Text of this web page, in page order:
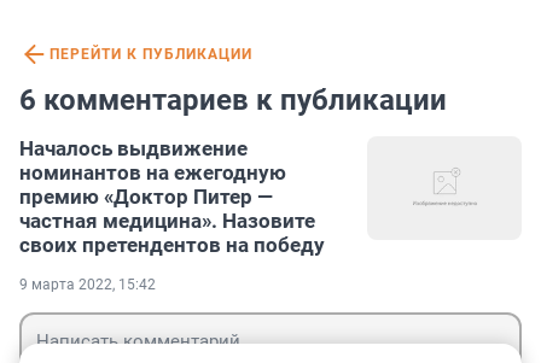
ПЕРЕЙТИ К ПУБЛИКАЦИИ
6 комментариев к публикации
Началось выдвижение
номинантов на ежегодную
премию «Доктор Питер —
частная медицина». Назовите
своих претендентов на победу
9 марта 2022, 15:42